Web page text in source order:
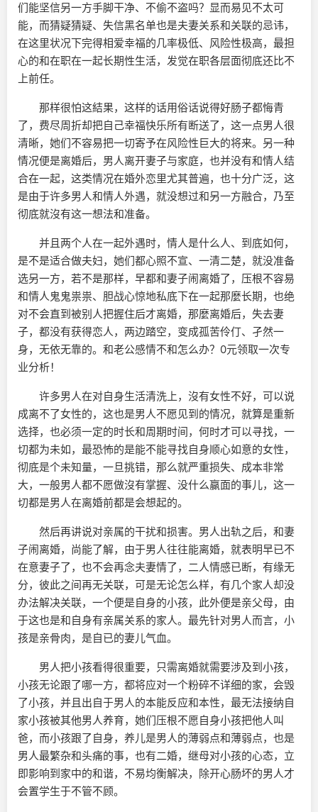
们能坚信另一方手脚干净、不偷不盗吗？显而易见不太可
能，而猜疑猜疑、失信黑名单也是夫妻关系和关联的忌讳，
在这里状况下完得相爱幸福的几率极低、风险性极高，最担
心的和在职在一起长期性生活，发觉在职各层面彻底还比不
上前任。
那样很怕这結果，这样的话用俗话说得好肠子都悔青
了，费尽周折却把自己幸福快乐所有断送了，这一点男人很
清晰，她们不容易把一切寄予在风险性巨大的将来。另一种
情况便是离婚后，男人离开妻子与家庭，也并没有和情人结
合在一起，这类情况在婚外恋里尤其普遍，也十分广泛，这
是由于许多男人和情人外遇，就没想过和另一方融合，乃至
彻底就沒有这一想法和准备。
并且两个人在一起外遇时，情人是什么人、到底如何，
是不是适合做夫妇，她们都心照不宣、一清二楚，就没准备
选另一方，若不是那样，早都和妻子闹离婚了，压根不容易
和情人鬼鬼祟祟、胆战心惊地私底下在一起那麼长期，也绝
对不会直到被别人把握住后才离婚，那麼离婚后，失去妻
子，都没有获得恋人，两边踏空，变成孤苦伶仃、孑然一
身，无依无靠的。和老公感情不和怎么办？0元领取一次专
业分析！
许多男人在对自身生活清洗上，沒有女性不好，可以说
成离不了女性的，这也是男人不愿见到的情况，就算是重新
选择，也必须一定的时长和周期时间，何时才可以寻找，一
切都为未如，最恐怖的是能不能寻找自身顺心如意的女性，
彻底是个未知量，一旦挑错，那么就严重损失、成本非常
大，一般男人都不愿做沒有掌握、没什么赢面的事儿，这一
切都是男人在离婚前都是会想起的。
然后再讲说对亲属的干扰和损害。男人出轨之后，和妻
子闹离婚，尚能了解，由于男人往往能离婚，就表明早已不
在意妻子了，也不会再念夫妻情了，二人情感已断，有缘无
分，彼此之间再无关联，可是无论怎么样，有几个家人却没
办法解决关联，一个便是自身的小孩，此外便是亲父母，由
于这也是和自身有亲属关系的家人。最先针对男人而言，小
孩是亲骨肉，是自已的妻儿气血。
男人把小孩看得很重要，只需离婚就需要涉及到小孩，
小孩无论跟了哪一方，都将应对一个粉碎不详细的家，会毁
了小孩，并且出自于男人的本能反应和本性，最无法接纳自
家小孩被其他男人养育，她们压根不愿自身小孩把他人叫
爸，而小孩跟了自身，养儿是男人的薄弱点和薄弱点，也是
男人最繁杂和头痛的事，也有二婚，继母对小孩的心态，立
即影响到家中的和谐，不易均衡解决，除开心肠坏的男人才
会置学生于不管不顾。